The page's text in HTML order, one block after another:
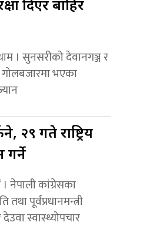
दिएर बाहिर
। सुनसरीको देवानगञ्ज र
भएका
२९ गते राष्ट्रिय
नेपाली कांग्रेसका
तथा पूर्वप्रधानमन्त्री
स्वास्थ्योपचार